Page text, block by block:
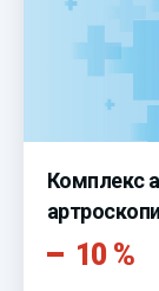
Комплекс
10 %